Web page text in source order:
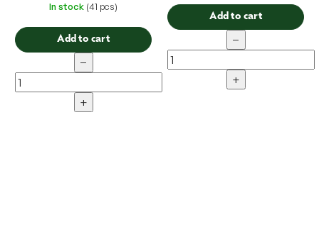
In stock (41 pcs)
Add to cart
−
+
Add to cart
−
+